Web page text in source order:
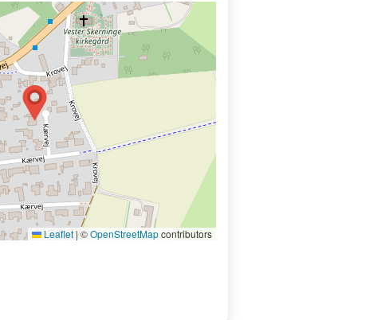
Leaflet |©OpenStreetMapcontributors